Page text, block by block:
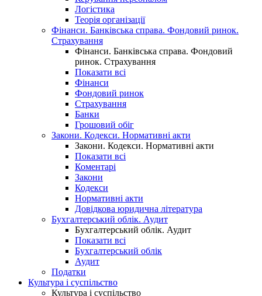
Логістика
Теорія організації
Фінанси. Банківська справа. Фондовий ринок.
Страхування
Фінанси. Банківська справа. Фондовий
ринок. Страхування
Показати всі
Фінанси
Фондовий ринок
Страхування
Банки
Грошовий обіг
Закони. Кодекси. Нормативні акти
Закони. Кодекси. Нормативні акти
Показати всі
Коментарі
Закони
Кодекси
Нормативні акти
Довідкова юридична література
Бухгалтерський облік. Аудит
Бухгалтерський облік. Аудит
Показати всі
Бухгалтерський облік
Аудит
Податки
Культура і суспільство
Культура і суспільство